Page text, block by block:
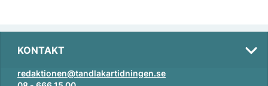
KONTAKT
redaktionen@tandlakartidningen.se